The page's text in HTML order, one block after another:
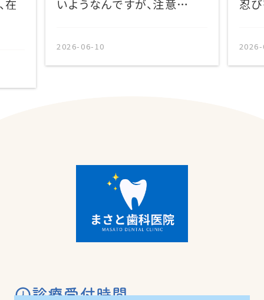
在
いようなんですが、注意…
2026-06-10
忍
診療受付時間